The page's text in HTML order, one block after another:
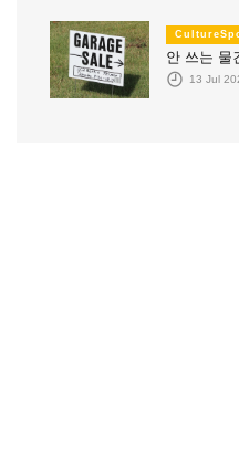
안 쓰는 물
13 Jul